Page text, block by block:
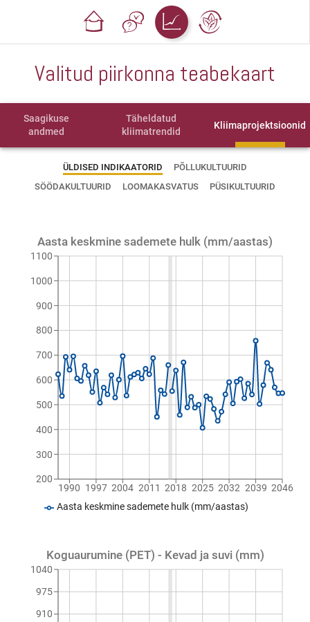
Valitud piirkonna teabekaart
Saagikuse
andmed
Täheldatud
kliimatrendid
Kliimaprojektsioonid
ÜLDISED INDIKAATORID
PÕLLUKULTUURID
SÖÖDAKULTUURID
LOOMAKASVATUS PÜSIKULTUURID
Aasta keskmine sademete hulk (mm/aastas)
1990 1997 2004 2011 2018 2025 2032 2039 2046
200
300
400
500
600
700
800
900
1000
1100
Aasta keskmine sademete hulk (mm/aastas)
Koguaurumine (PET) - Kevad ja suvi (mm)
910
975
1040